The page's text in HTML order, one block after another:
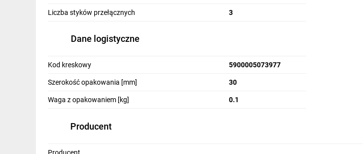
Elektronika
Smart home
Liczba styków przełącznych 3
Dane logistyczne
Kod kreskowy 5900005073977
Szerokość opakowania [mm] 30
Waga z opakowaniem [kg] 0.1
Producent
Producent